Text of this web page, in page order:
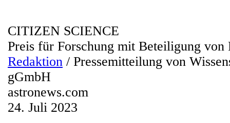
CITIZEN SCIENCE
Preis für Forschung mit Beteiligung
Redaktion / Pressemitteilung von
gGmbH
astronews.com
24. Juli 2023